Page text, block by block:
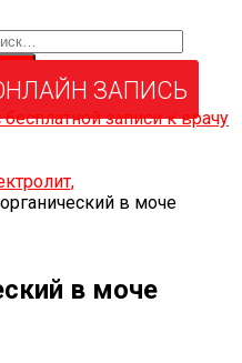
ЗАПИСЬ
в моче
в моче